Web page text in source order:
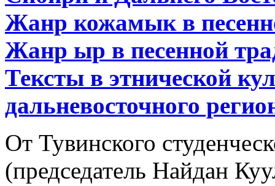
Жанр кожамык в
Жанр ыр в песенной
Тексты в этнической
дальневосточного
От Тувинского
(председатель Найдан